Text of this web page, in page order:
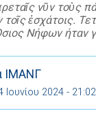
- ΒΙΟΙ
ΕΠΙΚΟΙΝΩΝΙΑ
νῦν τοὺς
τοῖς ἐσχάτοις.
Νήφων ήταν
εισήλθε στη
Όρος, όπου στα
ΙΜΑΝΓ
Ιουνίου 2024 - 21:02